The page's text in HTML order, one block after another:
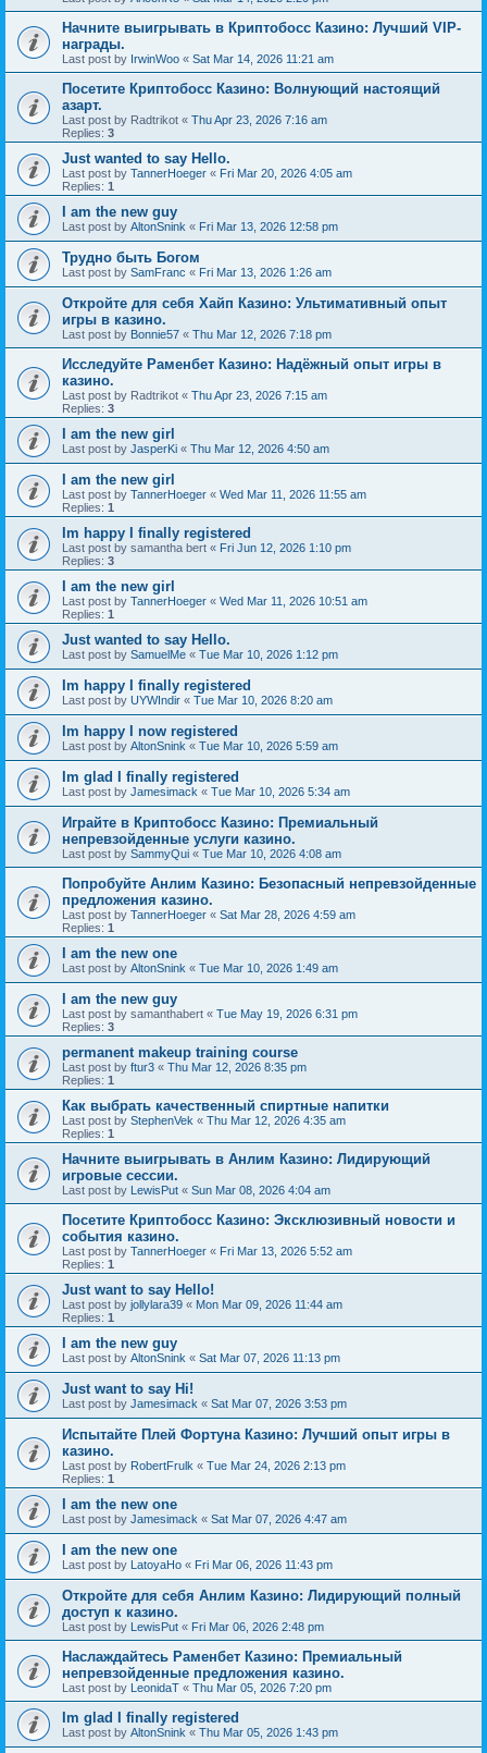
Начните выигрывать в Криптобосс Казино: Лучший VIP-
награды.
Last post by IrwinWoo « Sat Mar 14, 2026 11:21 am
Посетите Криптобосс Казино: Волнующий настоящий
азарт.
Last post by Radtrikot « Thu Apr 23, 2026 7:16 am
Replies: 3
Just wanted to say Hello.
Last post by TannerHoeger « Fri Mar 20, 2026 4:05 am
Replies: 1
I am the new guy
Last post by AltonSnink « Fri Mar 13, 2026 12:58 pm
Трудно быть Богом
Last post by SamFranc « Fri Mar 13, 2026 1:26 am
Откройте для себя Хайп Казино: Ультимативный опыт
игры в казино.
Last post by Bonnie57 « Thu Mar 12, 2026 7:18 pm
Исследуйте Раменбет Казино: Надёжный опыт игры в
казино.
Last post by Radtrikot « Thu Apr 23, 2026 7:15 am
Replies: 3
I am the new girl
Last post by JasperKi « Thu Mar 12, 2026 4:50 am
I am the new girl
Last post by TannerHoeger « Wed Mar 11, 2026 11:55 am
Replies: 1
Im happy I finally registered
Last post by samantha bert « Fri Jun 12, 2026 1:10 pm
Replies: 3
I am the new girl
Last post by TannerHoeger « Wed Mar 11, 2026 10:51 am
Replies: 1
Just wanted to say Hello.
Last post by SamuelMe « Tue Mar 10, 2026 1:12 pm
Im happy I finally registered
Last post by UYWIndir « Tue Mar 10, 2026 8:20 am
Im happy I now registered
Last post by AltonSnink « Tue Mar 10, 2026 5:59 am
Im glad I finally registered
Last post by Jamesimack « Tue Mar 10, 2026 5:34 am
Играйте в Криптобосс Казино: Премиальный
непревзойденные услуги казино.
Last post by SammyQui « Tue Mar 10, 2026 4:08 am
Попробуйте Анлим Казино: Безопасный непревзойденные
предложения казино.
Last post by TannerHoeger « Sat Mar 28, 2026 4:59 am
Replies: 1
I am the new one
Last post by AltonSnink « Tue Mar 10, 2026 1:49 am
I am the new guy
Last post by samanthabert « Tue May 19, 2026 6:31 pm
Replies: 3
permanent makeup training course
Last post by ftur3 « Thu Mar 12, 2026 8:35 pm
Replies: 1
Как выбрать качественный спиртные напитки
Last post by StephenVek « Thu Mar 12, 2026 4:35 am
Replies: 1
Начните выигрывать в Анлим Казино: Лидирующий
игровые сессии.
Last post by LewisPut « Sun Mar 08, 2026 4:04 am
Посетите Криптобосс Казино: Эксклюзивный новости и
события казино.
Last post by TannerHoeger « Fri Mar 13, 2026 5:52 am
Replies: 1
Just want to say Hello!
Last post by jollylara39 « Mon Mar 09, 2026 11:44 am
Replies: 1
I am the new guy
Last post by AltonSnink « Sat Mar 07, 2026 11:13 pm
Just want to say Hi!
Last post by Jamesimack « Sat Mar 07, 2026 3:53 pm
Испытайте Плей Фортуна Казино: Лучший опыт игры в
казино.
Last post by RobertFrulk « Tue Mar 24, 2026 2:13 pm
Replies: 1
I am the new one
Last post by Jamesimack « Sat Mar 07, 2026 4:47 am
I am the new one
Last post by LatoyaHo « Fri Mar 06, 2026 11:43 pm
Откройте для себя Анлим Казино: Лидирующий полный
доступ к казино.
Last post by LewisPut « Fri Mar 06, 2026 2:48 pm
Наслаждайтесь Раменбет Казино: Премиальный
непревзойденные предложения казино.
Last post by LeonidaT « Thu Mar 05, 2026 7:20 pm
Im glad I finally registered
Last post by AltonSnink « Thu Mar 05, 2026 1:43 pm